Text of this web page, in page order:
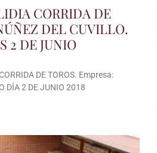
CORRIDA DE
DEL CUVILLO.
2 DE JUNIO
DE TOROS. Empresa:
DÍA 2 DE JUNIO 2018